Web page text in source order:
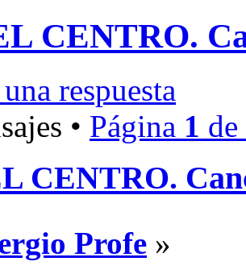
CENTRO.
respuesta
• Página 1 de
CENTRO.
Profe »